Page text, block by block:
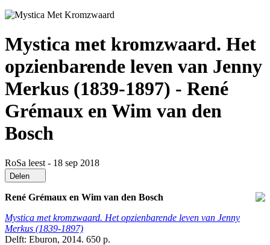
Mystica met kromzwaard. Het
opzienbarende leven van Jenny
Merkus (1839-1897) - René
Grémaux en Wim van den
Bosch
RoSa leest - 18 sep 2018
Delen
René Grémaux en Wim van den Bosch
Mystica met kromzwaard. Het opzienbarende leven van Jenny
Merkus (1839-1897)
Delft: Eburon, 2014. 650 p.